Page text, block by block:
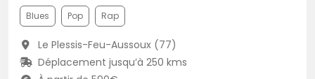
Blues Pop Rap
Le Plessis-Feu-Aussoux (77)
Déplacement jusqu’à 250 kms